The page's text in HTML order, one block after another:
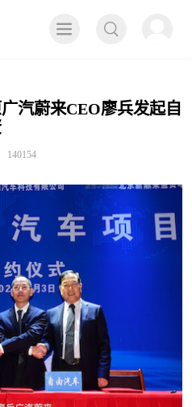
汽蔚来CEO廖兵发起自
140154